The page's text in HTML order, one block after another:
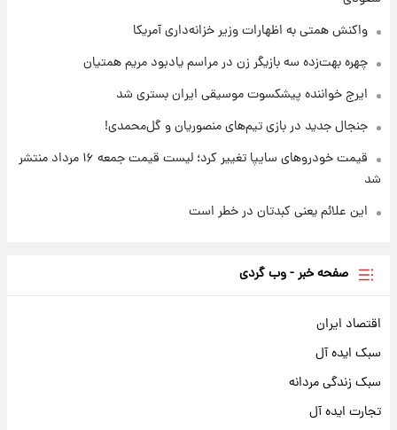
واکنش همتی به اظهارات وزیر خزانه‌داری آمریکا
چهره بهت‌زده سه بازیگر زن در مراسم یادبود مریم همتیان
ایرج خواننده پیشکسوت موسیقی ایران بستری شد
جنجال جدید در بازی تیم‌های منصوریان و گل‌محمدی!
قیمت خودروهای سایپا تغییر کرد؛ لیست قیمت جمعه ۱۶ مرداد منتشر
شد
این علائم یعنی کبدتان در خطر است
صفحه خبر - وب گردی
اقتصاد ایران
سبک ایده آل
سبک زندگی مردانه
تجارت ایده آل